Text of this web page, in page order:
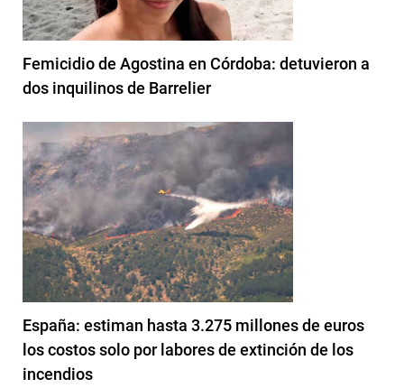
Femicidio de Agostina en Córdoba: detuvieron a
dos inquilinos de Barrelier
España: estiman hasta 3.275 millones de euros
los costos solo por labores de extinción de los
incendios